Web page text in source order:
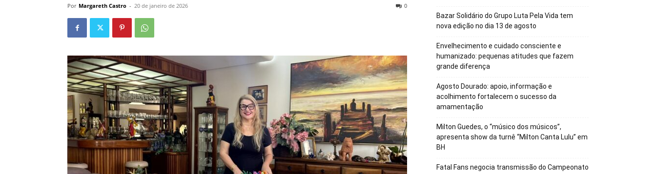
Por Margareth Castro - 20 de janeiro de 2026 0
Bazar Solidário do Grupo Luta Pela Vida tem
nova edição no dia 13 de agosto
Envelhecimento e cuidado consciente e
humanizado: pequenas atitudes que fazem
grande diferença
Agosto Dourado: apoio, informação e
acolhimento fortalecem o sucesso da
amamentação
Milton Guedes, o “músico dos músicos”,
apresenta show da turnê “Milton Canta Lulu” em
BH
Fatal Fans negocia transmissão do Campeonato